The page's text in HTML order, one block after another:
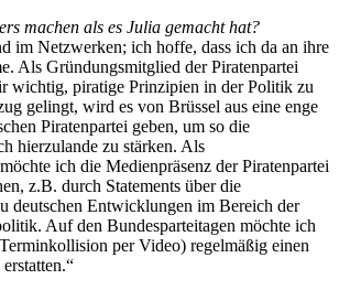
machen als es Julia gemacht hat?
im Netzwerken; ich hoffe, dass ich da an ihre
Als Gründungsmitglied der Piratenpartei
wichtig, piratige Prinzipien in der Politik zu
gelingt, wird es von Brüssel aus eine enge
Piratenpartei geben, um so die
hierzulande zu stärken. Als
ich die Medienpräsenz der Piratenpartei
z.B. durch Statements über die
deutschen Entwicklungen im Bereich der
Auf den Bundesparteitagen möchte ich
per Video) regelmäßig einen